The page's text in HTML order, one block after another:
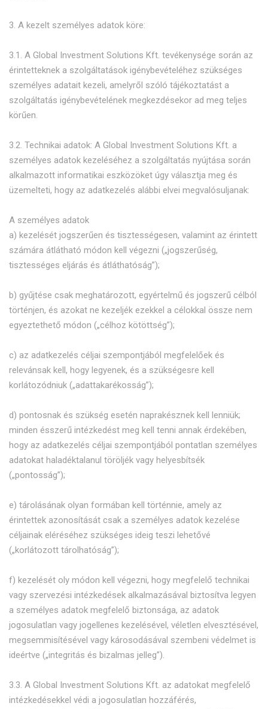
3. A kezelt személyes adatok köre:
3.1. A Global Investment Solutions Kft. tevékenysége során az
érintetteknek a szolgáltatások igénybevételéhez szükséges
személyes adatait kezeli, amelyről szóló tájékoztatást a
szolgáltatás igénybevételének megkezdésekor ad meg teljes
körűen.
3.2. Technikai adatok: A Global Investment Solutions Kft. a
személyes adatok kezeléséhez a szolgáltatás nyújtása során
alkalmazott informatikai eszközöket úgy választja meg és
üzemelteti, hogy az adatkezelés alábbi elvei megvalósuljanak:
A személyes adatok
a) kezelését jogszerűen és tisztességesen, valamint az érintett
számára átlátható módon kell végezni („jogszerűség,
tisztességes eljárás és átláthatóság”);
b) gyűjtése csak meghatározott, egyértelmű és jogszerű célból
történjen, és azokat ne kezeljék ezekkel a célokkal össze nem
egyeztethető módon („célhoz kötöttség”);
c) az adatkezelés céljai szempontjából megfelelőek és
relevánsak kell, hogy legyenek, és a szükségesre kell
korlátozódniuk („adattakarékosság”);
d) pontosnak és szükség esetén naprakésznek kell lenniük;
minden ésszerű intézkedést meg kell tenni annak érdekében,
hogy az adatkezelés céljai szempontjából pontatlan személyes
adatokat haladéktalanul töröljék vagy helyesbítsék
(„pontosság”);
e) tárolásának olyan formában kell történnie, amely az
érintettek azonosítását csak a személyes adatok kezelése
céljainak eléréséhez szükséges ideig teszi lehetővé
(„korlátozott tárolhatóság”);
f) kezelését oly módon kell végezni, hogy megfelelő technikai
vagy szervezési intézkedések alkalmazásával biztosítva legyen
a személyes adatok megfelelő biztonsága, az adatok
jogosulatlan vagy jogellenes kezelésével, véletlen elvesztésével,
megsemmisítésével vagy károsodásával szembeni védelmet is
ideértve („integritás és bizalmas jelleg”).
3.3. A Global Investment Solutions Kft. az adatokat megfelelő
intézkedésekkel védi a jogosulatlan hozzáférés,